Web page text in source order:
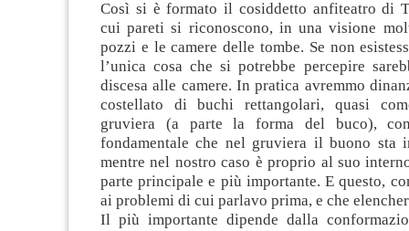
Così si è formato il cosiddetto anfiteatro di
cui pareti si riconoscono, in una visione
pozzi e le camere delle tombe. Se non
l’unica cosa che si potrebbe percepire
discesa alle camere. In pratica avremmo
costellato di buchi rettangolari, quasi
gruviera (a parte la forma del buco),
fondamentale che nel gruviera il buono sta
mentre nel nostro caso è proprio al suo
parte principale e più importante. E questo,
ai problemi di cui parlavo prima, e che
Il più importante dipende dalla